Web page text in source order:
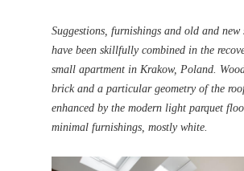
Suggestions, furnishings and old and new
have been skillfully combined in the
small apartment in Krakow, Poland.
brick and a particular geometry of the
enhanced by the modern light parquet
minimal furnishings, mostly white.